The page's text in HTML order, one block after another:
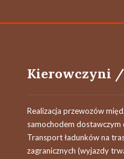
Realizacja przewozów
samochodem dostawczym
Transport ładunków na
zagranicznych (wyjazdy